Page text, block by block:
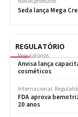
REGULATÓRIO
Regulatórios
Anvisa lança
cosméticos
Internacional
FDA aprova
20 anos